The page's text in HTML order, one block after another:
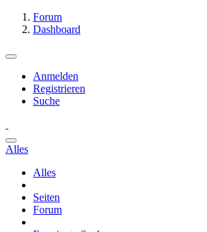
Forum
Dashboard
Anmelden
Registrieren
Suche
Alles
Alles
Seiten
Forum